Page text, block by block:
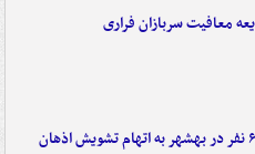
معافیت سربازان فراری
دستگیری ۶ نفر در بهشهر به اتهام تشویش اذهان